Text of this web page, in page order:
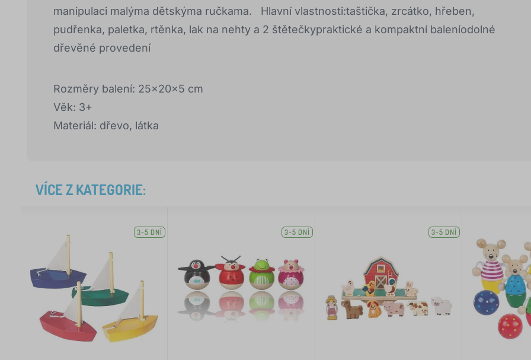
manipulaci malýma dětskýma ručkama. Hlavní vlastnosti:taštička, zrcátko, hřeben,
pudřenka, paletka, rtěnka, lak na nehty a 2 štětečkypraktické a kompaktní baleníodolné
dřevěné provedení
Rozměry balení: 25x20x5 cm
Věk: 3+
Materiál: dřevo, látka
VÍCE Z KATEGORIE:
3-5 DNÍ 3-5 DNÍ 3-5 DNÍ